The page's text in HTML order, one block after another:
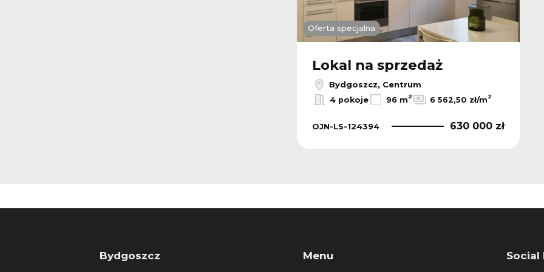
Oferta specjalna
Lokal na sprzedaż
Bydgoszcz, Centrum
4 pokoje 96 m2 6 562,50 zł/m2
OJN-LS-124394 630 000 zł
Bydgoszcz Menu Social